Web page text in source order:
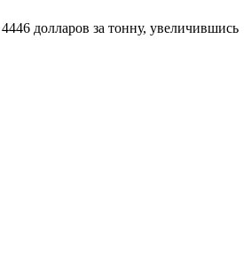
долларов за тонну, увеличившись